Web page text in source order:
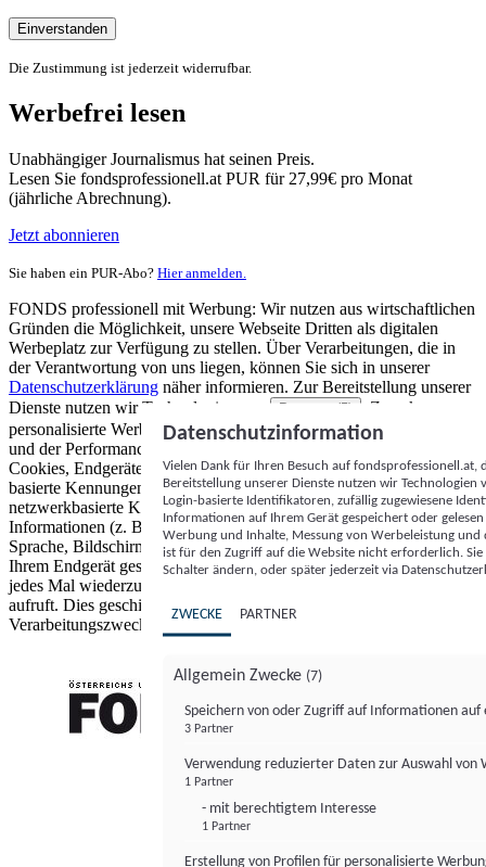
Einverstanden
Die Zustimmung ist jederzeit widerrufbar.
Werbefrei lesen
Unabhängiger Journalismus hat seinen Preis.
Lesen Sie fondsprofessionell.at PUR für 27,99€ pro Monat
(jährliche Abrechnung).
Jetzt abonnieren
Sie haben ein PUR-Abo? Hier anmelden.
FONDS professionell mit Werbung: Wir nutzen aus wirtschaftlichen
Gründen die Möglichkeit, unsere Webseite Dritten als digitalen
Werbeplatz zur Verfügung zu stellen. Über Verarbeitungen, die in
der Verantwortung von uns liegen, können Sie sich in unserer
Datenschutzerklärung näher informieren. Zur Bereitstellung unserer
Dienste nutzen wir Technologien von
Partnern (5)
. Zwecke:
personalisierte Werbung und Inhalte, Messung von Werbeleistung
und der Performance von Inhalten sowie Zielgruppenforschung.
Cookies, Endgeräte- oder ähnliche Online-Kennungen (z. B. login-
basierte Kennungen, zufällig generierte Kennungen,
netzwerkbasierte Kennungen) können zusammen mit anderen
Informationen (z. B. Browsertyp und Browserinformationen,
Sprache, Bildschirmgröße, unterstützte Technologien usw.) auf
Ihrem Endgerät gespeichert oder von dort ausgelesen werden, um es
jedes Mal wiederzuerkennen, wenn es eine App oder einer Webseite
aufruft. Dies geschieht für einen oder mehrere der hier aufgeführten
Verarbeitungszwecke.
Datenschutzinformation
Vielen Dank für Ihren Besuch auf
Bereitstellung unserer Dienste nutzen wir Technologien
Login-basierte Identifikatoren, zufällig zugewiesene
Informationen auf Ihrem Gerät gespeichert oder
Werbung und Inhalte, Messung von Werbeleistung
ist für den Zugriff auf die Website nicht erforderlich.
Schalter ändern, oder später jederzeit via
ZWECKE PARTNER
Allgemein Zwecke (7)
Speichern von oder Zugriff auf Informationen auf
3 Partner
Verwendung reduzierter Daten zur Auswahl von
1 Partner
- mit berechtigtem Interesse
1 Partner
Erstellung von Profilen für personalisierte
FONDS professionell